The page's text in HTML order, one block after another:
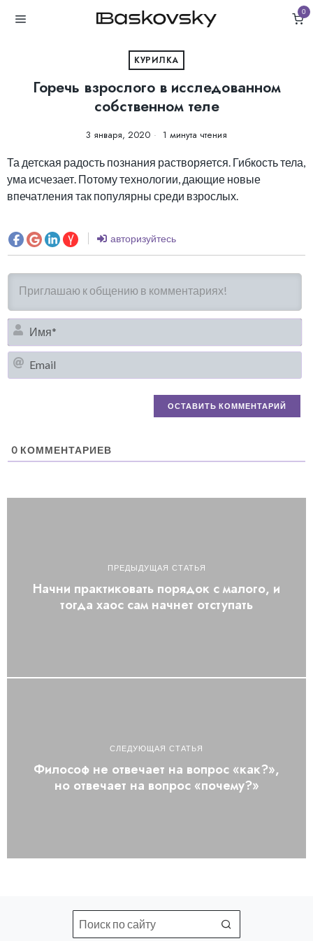
0
КУРИЛКА
Горечь взрослого в исследованном
собственном теле
3 января, 2020 1 минута чтения
Та детская радость познания растворяется. Гибкость тела,
ума исчезает. Потому технологии, дающие новые
впечатления так популярны среди взрослых.
авторизуйтесь
0 КОММЕНТАРИЕВ
ПРЕДЫДУЩАЯ СТАТЬЯ
Начни практиковать порядок с малого, и
тогда хаос сам начнет отступать
СЛЕДУЮЩАЯ СТАТЬЯ
Философ не отвечает на вопрос «как?»,
но отвечает на вопрос «почему?»